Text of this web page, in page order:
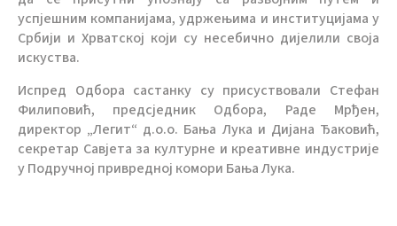
успјешним компанијама, удржењима и институцијама у
Србији и Хрватској који су несебично дијелили своја
искуства.
Испред Одбора састанку су присуствовали Стефан
Филиповић, предсједник Одбора, Раде Мрђен,
директор „Легит“ д.о.о. Бања Лука и Дијана Ђаковић,
секретар Савјета за културне и креативне индустрије
у Подручној привредној комори Бања Лука.